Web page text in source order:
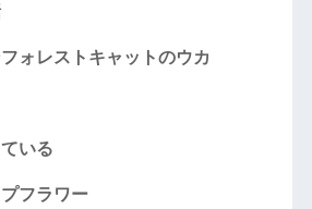
ォレストキャットのウカ
いる
フラワー